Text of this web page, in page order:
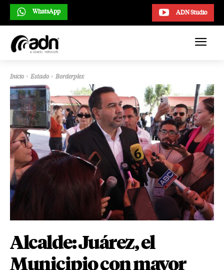
ADN Studio
WhatsApp
Inicio Estado Borderplex
Alcalde: Juárez, el
Municipio con mayor